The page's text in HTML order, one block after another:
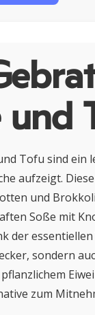
und
Tofu sind ein
aufzeigt.
und
Soße mit
der
sondern
zum